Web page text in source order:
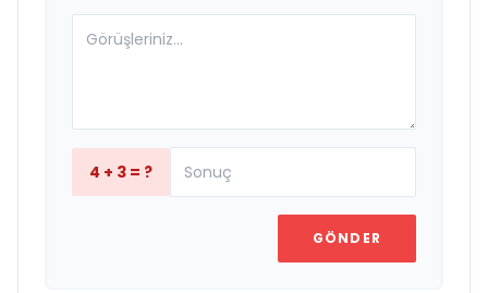
4 + 3 = ?
GÖNDER